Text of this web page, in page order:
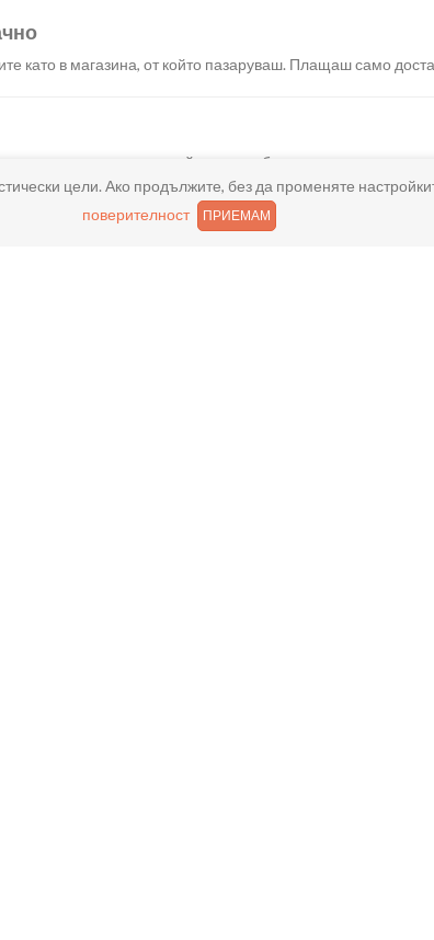
като в магазина, от който пазаруваш. Плащаш само
поръчка, през сайта или мобилните ни приложения.
цели. Ако продължите, без да променяте
поверителност
ПРИЕМАМ